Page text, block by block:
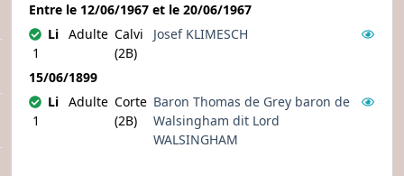
Entre le 12/06/1967 et le 20/06/1967
1
Li Adulte Calvi
(2B)
Josef KLIMESCH
15/06/1899
1
Li Adulte Corte
(2B)
Baron Thomas de Grey baron de
Walsingham dit Lord
WALSINGHAM